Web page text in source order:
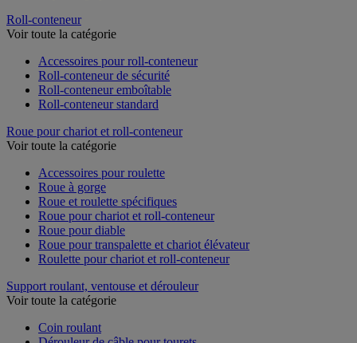
Roll-conteneur
Voir toute la catégorie
Accessoires pour roll-conteneur
Roll-conteneur de sécurité
Roll-conteneur emboîtable
Roll-conteneur standard
Roue pour chariot et roll-conteneur
Voir toute la catégorie
Accessoires pour roulette
Roue à gorge
Roue et roulette spécifiques
Roue pour chariot et roll-conteneur
Roue pour diable
Roue pour transpalette et chariot élévateur
Roulette pour chariot et roll-conteneur
Support roulant, ventouse et dérouleur
Voir toute la catégorie
Coin roulant